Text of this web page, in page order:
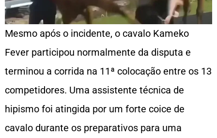
Mesmo após o incidente, o cavalo Kameko
Fever participou normalmente da disputa e
terminou a corrida na 11ª colocação entre os 13
competidores. Uma assistente técnica de
hipismo foi atingida por um forte coice de
cavalo durante os preparativos para uma